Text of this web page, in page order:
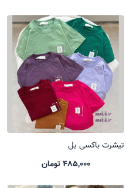
تیشرت باکسی یل
485,000 تومان